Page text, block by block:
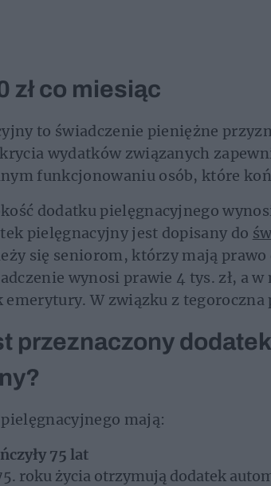
zł co miesiąc
to świadczenie pieniężne
wydatków związanych
funkcjonowaniu osób, które
dodatku pielęgnacyjnego
pielęgnacyjny jest dopisany do
się seniorom, którzy mają
wynosi prawie 4 tys. zł, a w
W związku z tegoroczna
przeznaczony dodatek
mają:
75 lat
roku życia otrzymują dodatek